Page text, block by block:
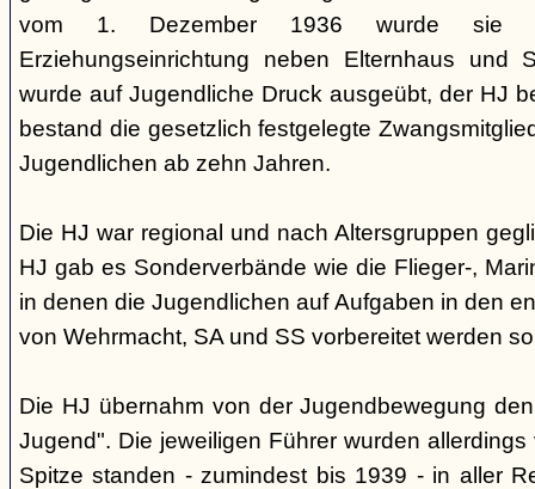
vom 1. Dezember 1936 wurde sie
Erziehungseinrichtung neben Elternhaus und
wurde auf Jugendliche Druck ausgeübt, der HJ
bestand die gesetzlich festgelegte
Jugendlichen ab zehn Jahren.
Die HJ war regional und nach Altersgruppen
HJ gab es Sonderverbände wie die Flieger-,
in denen die Jugendlichen auf Aufgaben in den
von Wehrmacht, SA und SS vorbereitet werden
Die HJ übernahm von der Jugendbewegung
Jugend". Die jeweiligen Führer wurden
Spitze standen - zumindest bis 1939 - in aller